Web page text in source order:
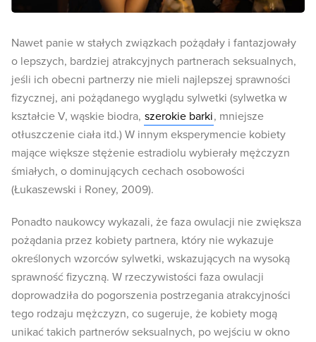
Nawet panie w stałych związkach pożądały i fantazjowały
o lepszych, bardziej atrakcyjnych partnerach seksualnych,
jeśli ich obecni partnerzy nie mieli najlepszej sprawności
fizycznej, ani pożądanego wyglądu sylwetki (sylwetka w
kształcie V, wąskie biodra, szerokie barki, mniejsze
otłuszczenie ciała itd.) W innym eksperymencie kobiety
mające większe stężenie estradiolu wybierały mężczyzn
śmiałych, o dominujących cechach osobowości
(Łukaszewski i Roney, 2009).
Ponadto naukowcy wykazali, że faza owulacji nie zwiększa
pożądania przez kobiety partnera, który nie wykazuje
określonych wzorców sylwetki, wskazujących na wysoką
sprawność fizyczną. W rzeczywistości faza owulacji
doprowadziła do pogorszenia postrzegania atrakcyjności
tego rodzaju mężczyzn, co sugeruje, że kobiety mogą
unikać takich partnerów seksualnych, po wejściu w okno